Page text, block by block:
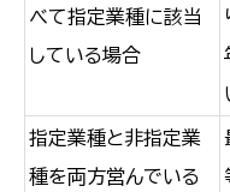
べて指定業種に該当
している場合
指定業種と非指定業
種を両方営んでいる